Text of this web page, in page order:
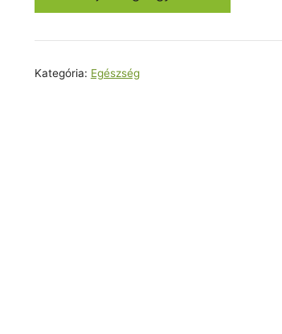
25800,00 Ft.12900,00 Ft.
Kategória: Egészség